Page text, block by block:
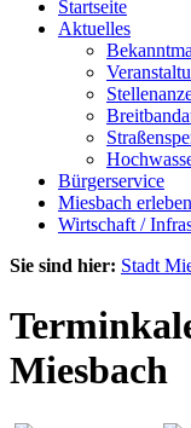
Startseite
Aktuelles
Bürgerservice
Miesbach erleben
Wirtschaft /
Sie sind hier: Stadt
Miesbach